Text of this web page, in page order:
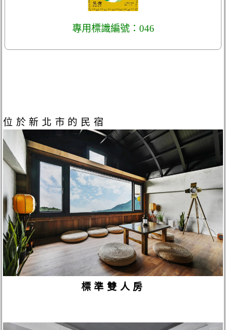
專用標識編號：046
位於新北市的民宿
標準雙人房